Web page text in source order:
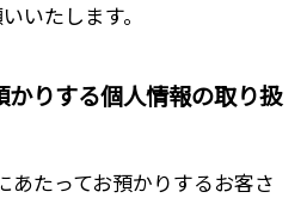
いたします。
りする個人情報の取り扱
あたってお預かりするお客さ